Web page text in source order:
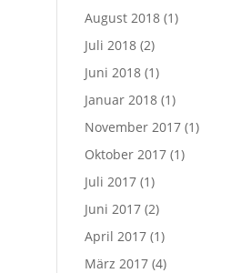
August 2018(1)
Juli 2018(2)
Juni 2018(1)
Januar 2018(1)
November 2017(1)
Oktober 2017(1)
Juli 2017(1)
Juni 2017(2)
April 2017(1)
März 2017(4)